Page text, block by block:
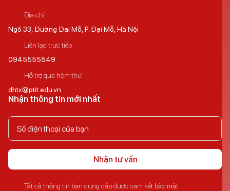
Địa chỉ
Ngõ 33, Đường Đại Mỗ, P. Đại Mỗ, Hà Nội
Liên lạc trực tiếp
0945555549
Hỗ trợ qua hòm thư
dhtx@ptit.edu.vn
Nhận thông tin mới nhất
Nhận tư vấn
Tất cả thông tin bạn cung cấp được cam kết bảo mật